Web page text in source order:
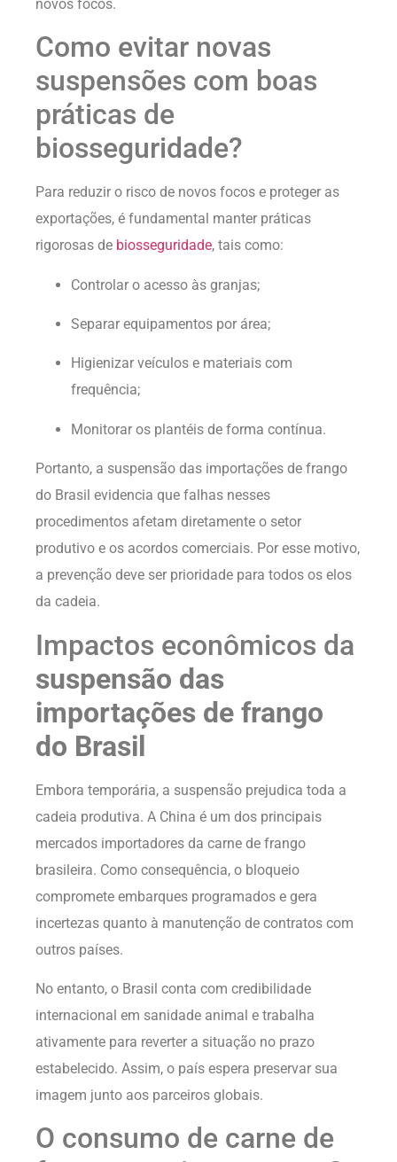
novos focos.
Como evitar novas
suspensões com boas
práticas de
biosseguridade?
Para reduzir o risco de novos focos e proteger as
exportações, é fundamental manter práticas
rigorosas de biosseguridade, tais como:
Controlar o acesso às granjas;
Separar equipamentos por área;
Higienizar veículos e materiais com
frequência;
Monitorar os plantéis de forma contínua.
Portanto, a suspensão das importações de frango
do Brasil evidencia que falhas nesses
procedimentos afetam diretamente o setor
produtivo e os acordos comerciais. Por esse motivo,
a prevenção deve ser prioridade para todos os elos
da cadeia.
Impactos econômicos da
suspensão das
importações de frango
do Brasil
Embora temporária, a suspensão prejudica toda a
cadeia produtiva. A China é um dos principais
mercados importadores da carne de frango
brasileira. Como consequência, o bloqueio
compromete embarques programados e gera
incertezas quanto à manutenção de contratos com
outros países.
No entanto, o Brasil conta com credibilidade
internacional em sanidade animal e trabalha
ativamente para reverter a situação no prazo
estabelecido. Assim, o país espera preservar sua
imagem junto aos parceiros globais.
O consumo de carne de